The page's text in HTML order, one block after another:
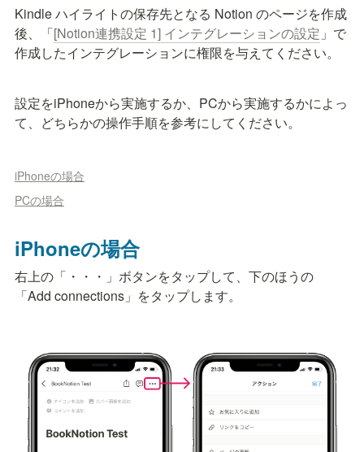
Kindle ハイライトの保存先となる Notion のページを作成
後、「[Notion連携設定 1] インテグレーションの設定 」で
作成したインテグレーションに権限を与えてください。
設定をiPhoneから実施するか、PCから実施するかによっ
て、どちらかの操作手順を参考にしてください。
iPhoneの場合
PCの場合
iPhoneの場合
右上の「・・・」ボタンをタップして、下のほうの
「Add connections」をタップします。